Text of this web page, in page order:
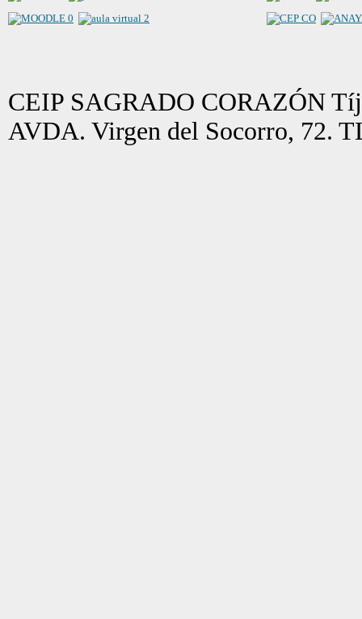
CEIP SAGRADO CORAZÓN
AVDA. Virgen del Socorro, 72.